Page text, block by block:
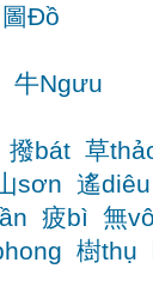
圖Đồ
牛Ngưu
撥bát 草
sơn 遙diêu
疲bì 無vô
樹thụ